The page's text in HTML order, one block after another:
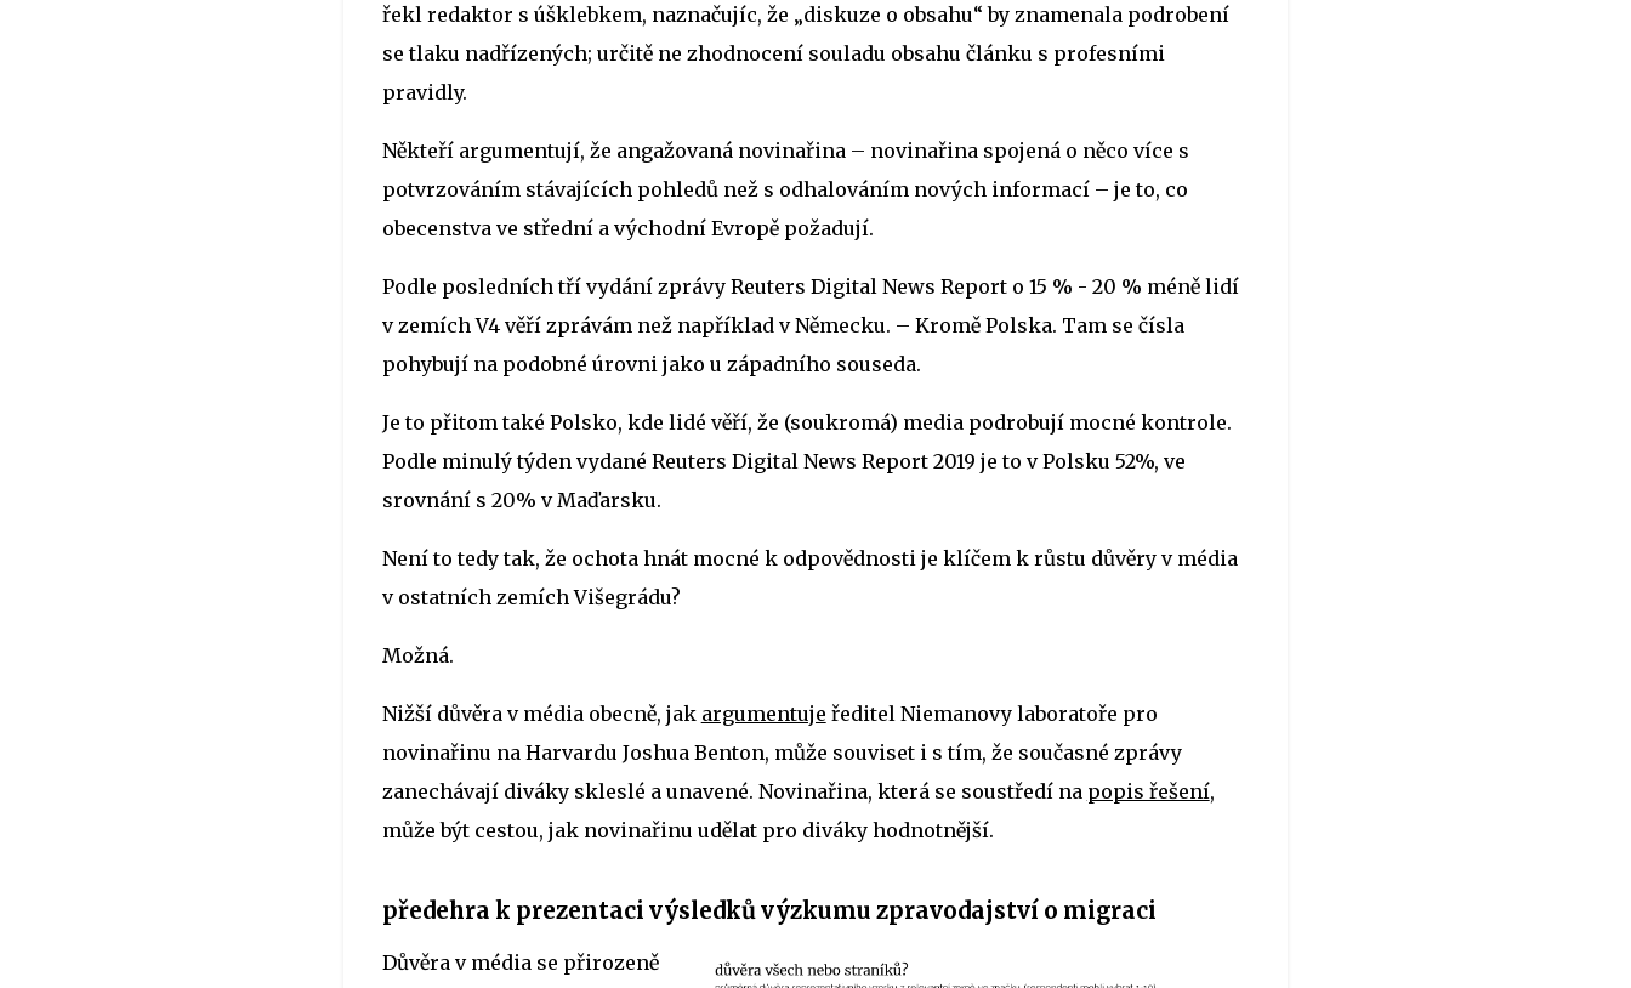
řekl redaktor s úšklebkem, naznačujíc, že „diskuze o obsahu“ by znamenala podrobení
se tlaku nadřízených; určitě ne zhodnocení souladu obsahu článku s profesními
pravidly.
Někteří argumentují, že angažovaná novinařina – novinařina spojená o něco více s
potvrzováním stávajících pohledů než s odhalováním nových informací – je to, co
obecenstva ve střední a východní Evropě požadují.
Podle posledních tří vydání zprávy Reuters Digital News Report o 15 % - 20 % méně lidí
v zemích V4 věří zprávám než například v Německu. – Kromě Polska. Tam se čísla
pohybují na podobné úrovni jako u západního souseda.
Je to přitom také Polsko, kde lidé věří, že (soukromá) media podrobují mocné kontrole.
Podle minulý týden vydané Reuters Digital News Report 2019 je to v Polsku 52%, ve
srovnání s 20% v Maďarsku.
Není to tedy tak, že ochota hnát mocné k odpovědnosti je klíčem k růstu důvěry v média
v ostatních zemích Višegrádu?
Možná.
Nižší důvěra v média obecně, jak argumentuje ředitel Niemanovy laboratoře pro
novinařinu na Harvardu Joshua Benton, může souviset i s tím, že současné zprávy
zanechávají diváky skleslé a unavené. Novinařina, která se soustředí na popis řešení,
může být cestou, jak novinařinu udělat pro diváky hodnotnější.
předehra k prezentaci výsledků výzkumu zpravodajství o migraci
Důvěra v média se přirozeně